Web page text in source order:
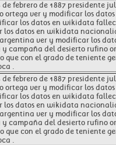
febrero de 1887 presidente
ortega ver y modificar los
los datos en wikidata
los datos en wikidata
ver y modificar los
del desierto rufino
con el grado de teniente
.
febrero de 1887 presidente
ortega ver y modificar los
los datos en wikidata
los datos en wikidata
ver y modificar los
del desierto rufino
que con el grado de teniente
.